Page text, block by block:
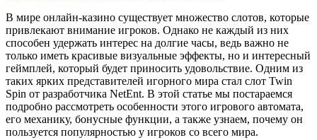
В мире онлайн-казино существует множество слотов, которые
привлекают внимание игроков. Однако не каждый из них
способен удержать интерес на долгие часы, ведь важно не
только иметь красивые визуальные эффекты, но и интересный
геймплей, который будет приносить удовольствие. Одним из
таких ярких представителей игорного мира стал слот Twin
Spin от разработчика NetEnt. В этой статье мы постараемся
подробно рассмотреть особенности этого игрового автомата,
его механику, бонусные функции, а также узнаем, почему он
пользуется популярностью у игроков со всего мира.